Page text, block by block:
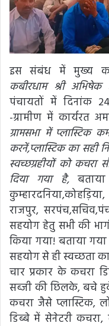
इस संबंध में मुख्य
कबीरधाम श्री अभिषेक
पंचायतों में दिनांक
-ग्रामीण में कार्यरत
ग्रामसभा में
करनें,प्लास्टिक का सही
स्वच्छग्रहीयों को
दिया गया है,बताया
राजपुर,
सहयोग हेतु सभी की
किया गया! बताया
सहयोग से ही स्वच्छता का
चार प्रकार के कचरा
सब्जी की छिलके, बचे
कचरा जैसे प्लास्टिक,
डिब्बे में सेनेटरी